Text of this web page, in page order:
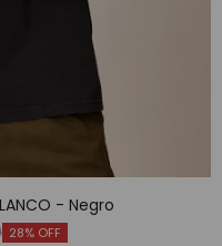
- Negro
28